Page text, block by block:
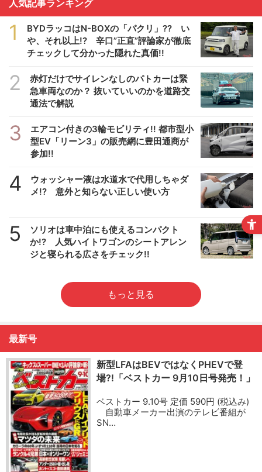
人気記事ランキング
1
BYDラッコはN-BOXの「パクリ」?? い
や、それ以上!? 辛口”正直”評論家が徹底
チェックして分かった隠れた真価!!
2
赤灯だけでサイレンなしのパトカーは緊
急車両なのか？ 抜いていいのかを道路交
通法で解説
3
エアコン付きの3輪モビリティ!! 都市型小
型EV「リーン3」の販売網に豊田通商が
参加!!
4
ウォッシャー液は水道水で代用しちゃダ
メ!? 意外と知らない正しい使い方
5
ソリオは車中泊にも使えるコンパクト
か!? 人気ハイトワゴンのシートアレン
ジと寝られる広さをチェック!!
もっと見る
最新号
新型LFAはBEVではなくPHEVで登
場?!「ベストカー 9月10日号発売！」
ベストカー 9.10号 定価 590円 (税込み)
自動車メーカー出演のテレビ番組が
SN…